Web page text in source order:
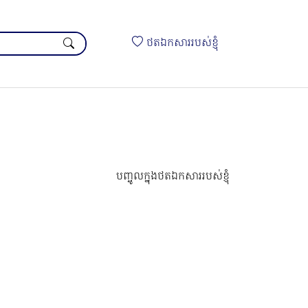
ថតឯកសាររបស់ខ្ញុំ
បញ្ចូលក្នុងថតឯកសាររបស់ខ្ញុំ